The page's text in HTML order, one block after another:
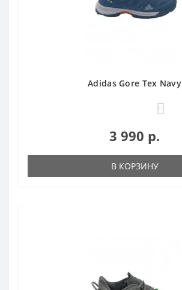
Adidas Gore Tex Navy
3 990 р.
В КОРЗИНУ